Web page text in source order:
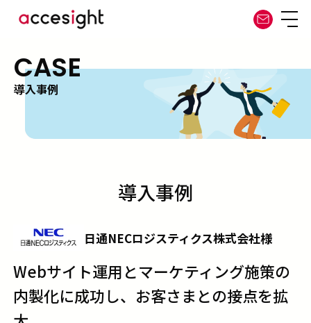
CASE
導入事例
導入事例
日通NECロジスティクス株式会社様
Webサイト運用とマーケティング施策の
内製化に成功し、お客さまとの接点を拡